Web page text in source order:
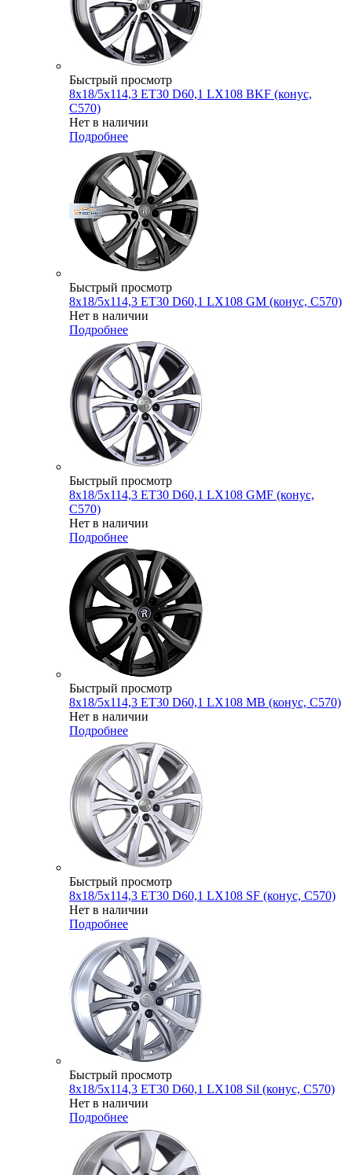
Быстрый просмотр
8x18/5x114,3 ET30 D60,1 LX108 BKF (конус,
C570)
Нет в наличии
Подробнее
Быстрый просмотр
8x18/5x114,3 ET30 D60,1 LX108 GM (конус, C570)
Нет в наличии
Подробнее
Быстрый просмотр
8x18/5x114,3 ET30 D60,1 LX108 GMF (конус,
C570)
Нет в наличии
Подробнее
Быстрый просмотр
8x18/5x114,3 ET30 D60,1 LX108 MB (конус, C570)
Нет в наличии
Подробнее
Быстрый просмотр
8x18/5x114,3 ET30 D60,1 LX108 SF (конус, C570)
Нет в наличии
Подробнее
Быстрый просмотр
8x18/5x114,3 ET30 D60,1 LX108 Sil (конус, C570)
Нет в наличии
Подробнее